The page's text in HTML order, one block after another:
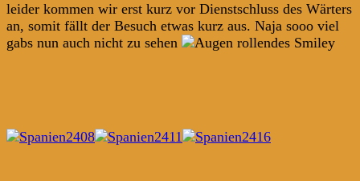
leider kommen wir erst kurz vor Dienstschluss des Wärters
an, somit fällt der Besuch etwas kurz aus. Naja sooo viel
gabs nun auch nicht zu sehen